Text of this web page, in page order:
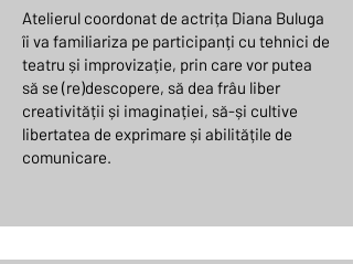
Atelierul coordonat de actrița Diana Buluga
îi va familiariza pe participanți cu tehnici de
teatru și improvizație, prin care vor putea
să se (re)descopere, să dea frâu liber
creativității și imaginației, să-și cultive
libertatea de exprimare și abilitățile de
comunicare.